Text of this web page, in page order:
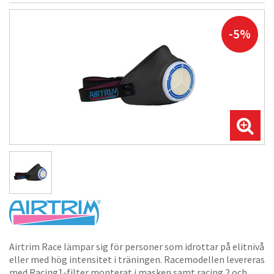
-5%
Airtrim Race lämpar sig för personer som idrottar på elitnivå
eller med hög intensitet i träningen. Racemodellen levereras